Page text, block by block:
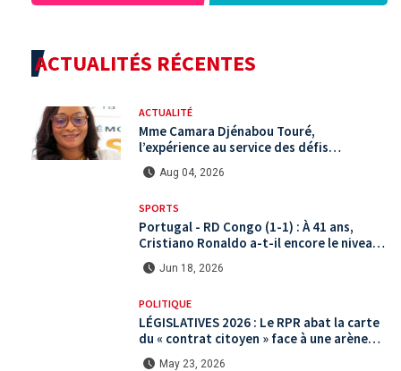
ACTUALITÉS RÉCENTES
ACTUALITÉ
Mme Camara Djénabou Touré,
l’expérience au service des défis
territoriaux sous la 5ème République
Aug 04, 2026
SPORTS
Portugal - RD Congo (1-1) : À 41 ans,
Cristiano Ronaldo a-t-il encore le niveau
international ?
Jun 18, 2026
POLITIQUE
LÉGISLATIVES 2026 : Le RPR abat la carte
du « contrat citoyen » face à une arène
politique saturée.
May 23, 2026